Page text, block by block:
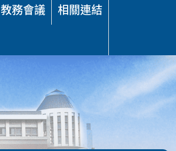
教務會議
相關連結